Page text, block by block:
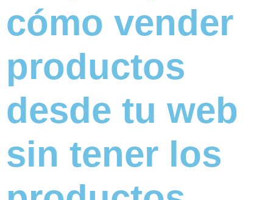
cómo vender
productos
desde tu web
sin tener los